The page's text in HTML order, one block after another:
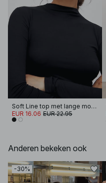
Soft Line top met lange mouwen en trechterhals
EUR 16.06 EUR 22.95
Anderen bekeken ook
-30%